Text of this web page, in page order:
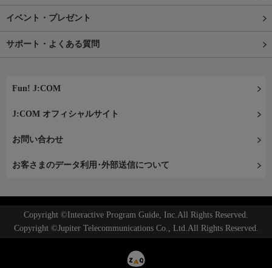
イベント・プレゼント
サポート・よくある質問
Fun! J:COM
J:COM オフィシャルサイト
お問い合わせ
お客さまのデータ利用･外部送信について
Copyright ©Interactive Program Guide, Inc.All Rights Reserved.
Copyright ©Jupiter Telecommunications Co., Ltd.All Rights Reserved.